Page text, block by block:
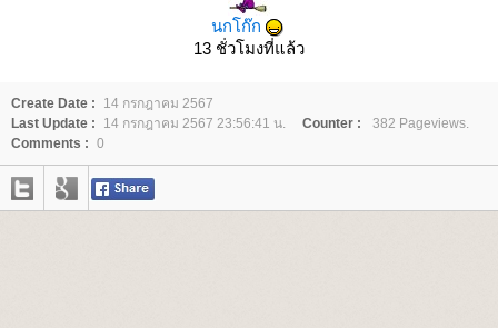
นกโก๊ก
13 ชั่วโมงที่แล้ว
Create Date :
14 กรกฎาคม 2567
Last Update :
14 กรกฎาคม 2567 23:56:41 น. Counter :
382 Pageviews.
Comments : 0